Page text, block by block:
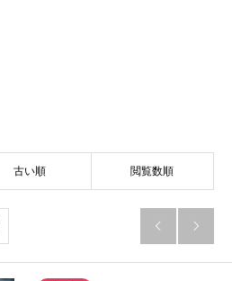
古い順 閲覧数順
 